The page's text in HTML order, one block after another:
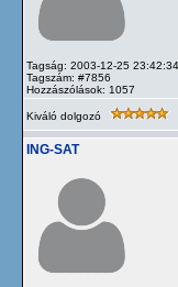
Tagság: 2003-12-25 23:42:34
Tagszám: #7856
Hozzászólások: 1057
Kiváló dolgozó
ING-SAT